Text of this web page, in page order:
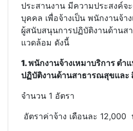
ประสานงาน มีความประสงค์จ
บุคคล เพื่อจ้างเป็น พนักงานจ้า
ผู้สนับสนุนการปฏิบัติงานด้านส
แวดล้อม ดังนี้
1. พนักงานจ้างเหมาบริการ ต
ปฏิบัติงานด้านสาธารณสุขและ
จำนวน 1 อัตรา
อัตราค่าจ้าง เดือนละ 12,000